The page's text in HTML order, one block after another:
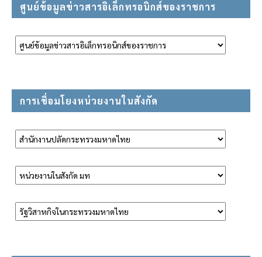
ศูนย์ข้อมูลข่าวสารอิเล็กทรอนิกส์ของราชการ
การเชื่อมโยงหน่วยงานในสังกัด